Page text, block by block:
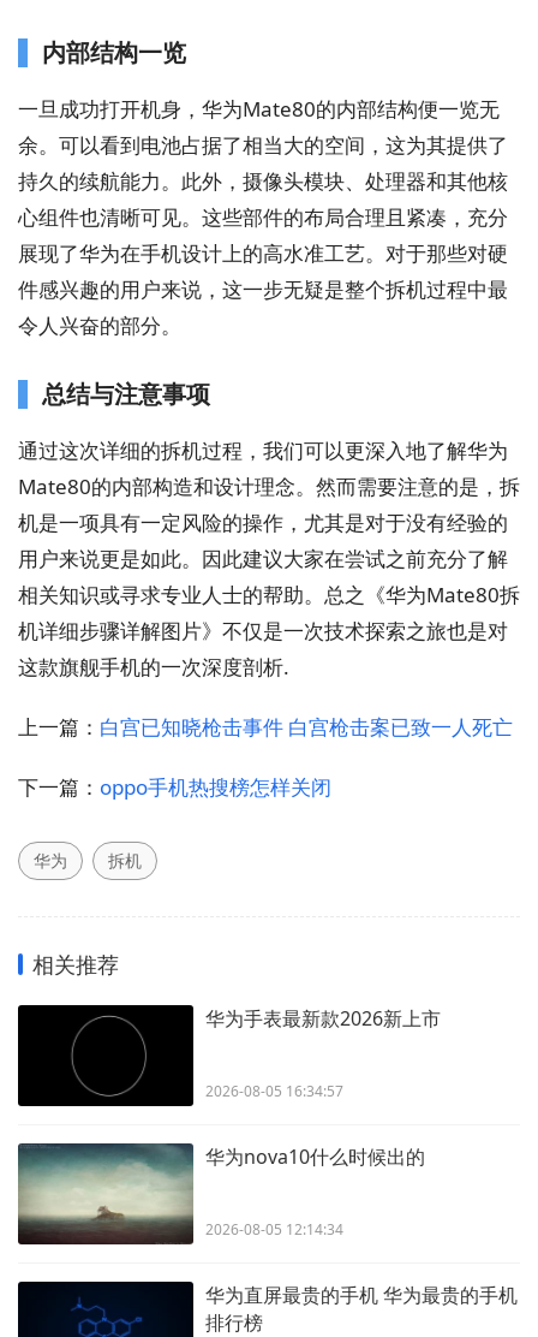
内部结构一览
一旦成功打开机身，华为Mate80的内部结构便一览无
余。可以看到电池占据了相当大的空间，这为其提供了
持久的续航能力。此外，摄像头模块、处理器和其他核
心组件也清晰可见。这些部件的布局合理且紧凑，充分
展现了华为在手机设计上的高水准工艺。对于那些对硬
件感兴趣的用户来说，这一步无疑是整个拆机过程中最
令人兴奋的部分。
总结与注意事项
通过这次详细的拆机过程，我们可以更深入地了解华为
Mate80的内部构造和设计理念。然而需要注意的是，拆
机是一项具有一定风险的操作，尤其是对于没有经验的
用户来说更是如此。因此建议大家在尝试之前充分了解
相关知识或寻求专业人士的帮助。总之《华为Mate80拆
机详细步骤详解图片》不仅是一次技术探索之旅也是对
这款旗舰手机的一次深度剖析.
上一篇： 白宫已知晓枪击事件 白宫枪击案已致一人死亡
下一篇： oppo手机热搜榜怎样关闭
华为 拆机
相关推荐
华为手表最新款2026新上市
2026-08-05 16:34:57
华为nova10什么时候出的
2026-08-05 12:14:34
华为直屏最贵的手机 华为最贵的手机
排行榜